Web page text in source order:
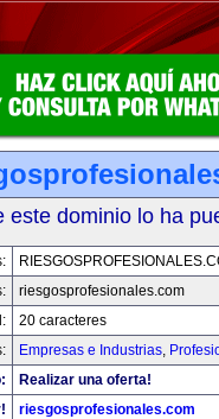
este dominio lo ha
riesgosprofesionales.com
20 caracteres
Empresas e Industrias,
Realizar una oferta!
riesgosprofesionales.com